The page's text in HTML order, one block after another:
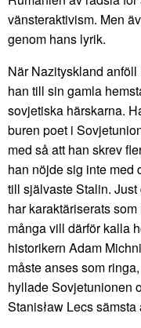
vänsteraktivism. Men
genom hans lyrik.
När Nazityskland
han till sin gamla
sovjetiska härskarna.
buren poet i
med så att han skrev
han nöjde sig inte med
till självaste Stalin. Just
har karaktäriserats
många vill därför kalla
historikern Adam
måste anses som
hyllade Sovjetunionen
Stanisław Lecs sämsta